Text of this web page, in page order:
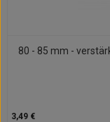
80 - 85 mm -
3,49 €